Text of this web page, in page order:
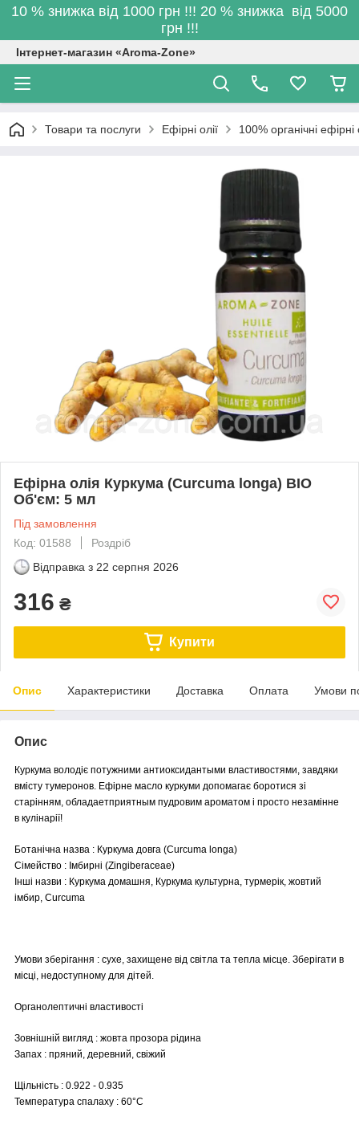
10 % знижка від 1000 грн !!! 20 % знижка від 5000
грн !!!
Інтернет-магазин «Aroma-Zone»
Товари та послуги Ефірні олії 100% органічні ефірні
Ефірна олія Куркума (Curcuma longa) BIO
Об'єм: 5 мл
Під замовлення
Код: 01588
Роздріб
Відправка з 22 серпня 2026
316 ₴
Купити
Опис Характеристики Доставка Оплата Умови
Опис
Куркума володіє потужними антиоксидантыми властивостями, завдяки
вмісту тумеронов. Ефірне масло куркуми допомагає боротися зі
старінням, обладаетприятным пудровим ароматом і просто незамінне
в кулінарії!
Ботанічна назва : Куркума довга (Curcuma longa)
Сімейство : Імбирні (Zingiberaceae)
Інші назви : Куркума домашня, Куркума культурна, турмерік, жовтий
імбир, Curcuma
Умови зберігання : сухе, захищене від світла та тепла місце. Зберігати в
місці, недоступному для дітей.
Органолептичні властивості
Зовнішній вигляд : жовта прозора рідина
Запах : пряний, деревний, свіжий
Щільність : 0.922 - 0.935
Температура спалаху : 60°C